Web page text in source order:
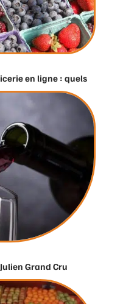
en ligne : quels
Grand Cru